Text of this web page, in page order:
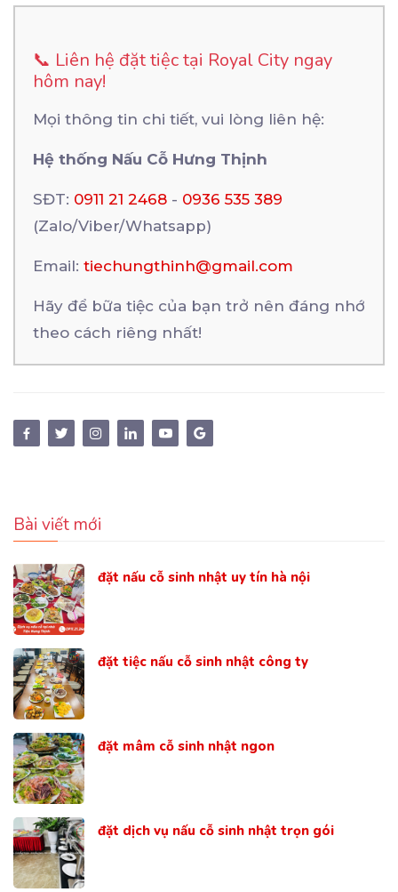
📞 Liên hệ đặt tiệc tại Royal City ngay
hôm nay!
Mọi thông tin chi tiết, vui lòng liên hệ:
Hệ thống Nấu Cỗ Hưng Thịnh
SĐT: 0911 21 2468 - 0936 535 389
(Zalo/Viber/Whatsapp)
Email: tiechungthinh@gmail.com
Hãy để bữa tiệc của bạn trở nên đáng nhớ
theo cách riêng nhất!
Bài viết mới
đặt nấu cỗ sinh nhật uy tín hà nội
đặt tiệc nấu cỗ sinh nhật công ty
đặt mâm cỗ sinh nhật ngon
đặt dịch vụ nấu cỗ sinh nhật trọn gói